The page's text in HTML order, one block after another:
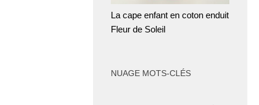
La cape enfant en coton enduit
Fleur de Soleil
NUAGE MOTS-CLÉS